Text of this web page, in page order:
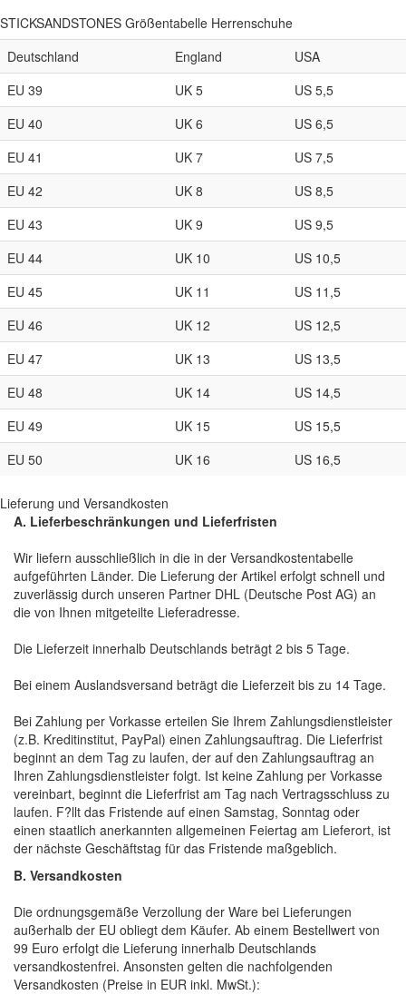
STICKSANDSTONES Größentabelle Herrenschuhe
Deutschland
England
USA
EU 39
UK 5
US 5,5
EU 40
UK 6
US 6,5
EU 41
UK 7
US 7,5
EU 42
UK 8
US 8,5
EU 43
UK 9
US 9,5
EU 44
UK 10
US 10,5
EU 45
UK 11
US 11,5
EU 46
UK 12
US 12,5
EU 47
UK 13
US 13,5
EU 48
UK 14
US 14,5
EU 49
UK 15
US 15,5
EU 50
UK 16 US 16,5
Lieferung und Versandkosten
A. Lieferbeschränkungen und Lieferfristen
Wir liefern ausschließlich in die in der Versandkostentabelle
aufgeführten Länder. Die Lieferung der Artikel erfolgt schnell und
zuverlässig durch unseren Partner DHL (Deutsche Post AG) an
die von Ihnen mitgeteilte Lieferadresse.
Die Lieferzeit innerhalb Deutschlands beträgt 2 bis 5 Tage.
Bei einem Auslandsversand beträgt die Lieferzeit bis zu 14 Tage.
Bei Zahlung per Vorkasse erteilen Sie Ihrem Zahlungsdienstleister
(z.B. Kreditinstitut, PayPal) einen Zahlungsauftrag. Die Lieferfrist
beginnt an dem Tag zu laufen, der auf den Zahlungsauftrag an
Ihren Zahlungsdienstleister folgt. Ist keine Zahlung per Vorkasse
vereinbart, beginnt die Lieferfrist am Tag nach Vertragsschluss zu
laufen. F?llt das Fristende auf einen Samstag, Sonntag oder
einen staatlich anerkannten allgemeinen Feiertag am Lieferort, ist
der nächste Geschäftstag für das Fristende maßgeblich.
B. Versandkosten
Die ordnungsgemäße Verzollung der Ware bei Lieferungen
außerhalb der EU obliegt dem Käufer. Ab einem Bestellwert von
99 Euro erfolgt die Lieferung innerhalb Deutschlands
versandkostenfrei. Ansonsten gelten die nachfolgenden
Versandkosten (Preise in EUR inkl. MwSt.):